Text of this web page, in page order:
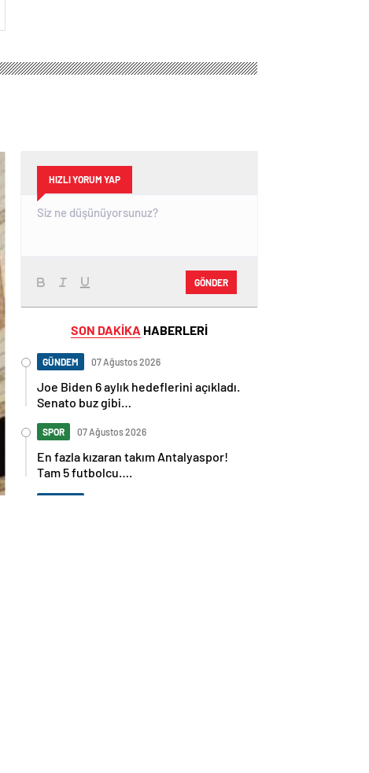
HIZLI YORUM YAP
GÖNDER
SON DAKİKA HABERLERİ
GÜNDEM 07 Ağustos 2026
Joe Biden 6 aylık hedeflerini açıkladı.
Senato buz gibi…
SPOR 07 Ağustos 2026
En fazla kızaran takım Antalyaspor!
Tam 5 futbolcu….